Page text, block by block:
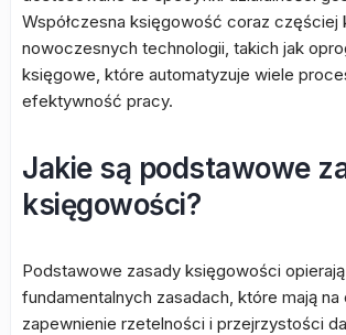
Współczesna księgowość coraz częściej
nowoczesnych technologii, takich jak
księgowe, które automatyzuje wiele
efektywność pracy.
Jakie są podstawowe
księgowości?
Podstawowe zasady księgowości opierają
fundamentalnych zasadach, które mają na
zapewnienie rzetelności i przejrzystości